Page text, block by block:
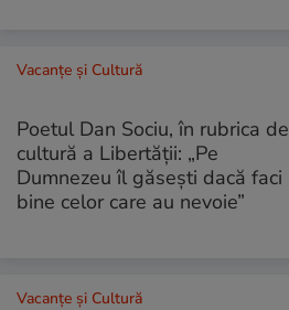
Vacanțe și Cultură
Poetul Dan Sociu, în rubrica de
cultură a Libertății: „Pe
Dumnezeu îl găsești dacă faci
bine celor care au nevoie”
Vacanțe și Cultură